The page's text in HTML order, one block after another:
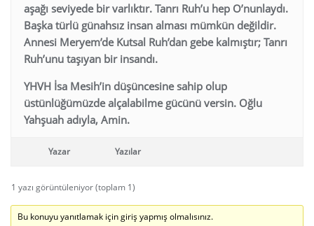
aşağı seviyede bir varlıktır. Tanrı Ruh’u hep O’nunlaydı.
Başka türlü günahsız insan alması mümkün değildir.
Annesi Meryem’de Kutsal Ruh’dan gebe kalmıştır; Tanrı
Ruh’unu taşıyan bir insandı.
YHVH İsa Mesih’in düşüncesine sahip olup
üstünlüğümüzde alçalabilme gücünü versin. Oğlu
Yahşuah adıyla, Amin.
Yazar Yazılar
1 yazı görüntüleniyor (toplam 1)
Bu konuyu yanıtlamak için giriş yapmış olmalısınız.